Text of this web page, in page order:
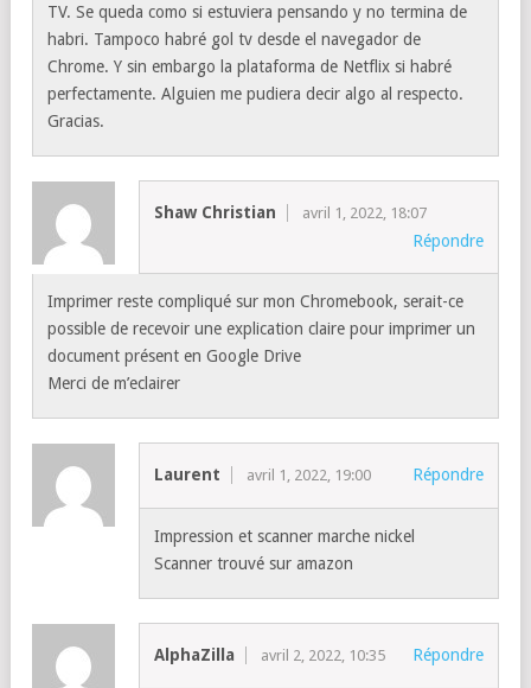
TV. Se queda como si estuviera pensando y no termina de
habri. Tampoco habré gol tv desde el navegador de
Chrome. Y sin embargo la plataforma de Netflix si habré
perfectamente. Alguien me pudiera decir algo al respecto.
Gracias.
Shaw Christian avril 1, 2022, 18:07
Répondre
Imprimer reste compliqué sur mon Chromebook, serait-ce
possible de recevoir une explication claire pour imprimer un
document présent en Google Drive
Merci de m’eclairer
Laurent avril 1, 2022, 19:00 Répondre
Impression et scanner marche nickel
Scanner trouvé sur amazon
AlphaZilla avril 2, 2022, 10:35 Répondre